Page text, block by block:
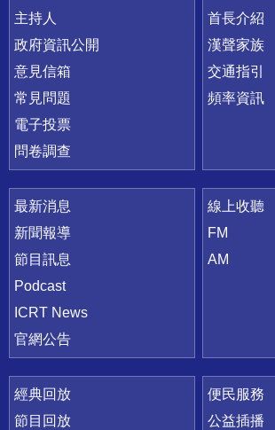
主持人
政府資訊公開
意見信箱
常見問題
電子投票
問卷調查
首長介紹
漢聲家族
交通指引
頻率資訊
最新消息
新聞報導
節目訊息
Podcast
ICRT News
官網公告
線上收聽
FM
AM
經典回放
節目回放
便民服務
公益插播